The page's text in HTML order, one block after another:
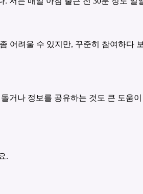
어려울 수 있지만, 꾸준히 참여하다
나 정보를 공유하는 것도 큰 도움
.